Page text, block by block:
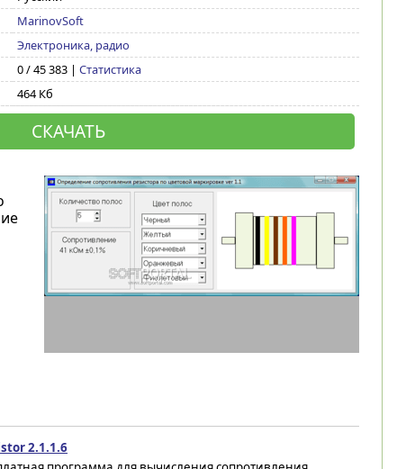
MarinovSoft
Электроника, радио
0 / 45 383 | Статистика
464 Кб
СКАЧАТЬ
2.1.1.6